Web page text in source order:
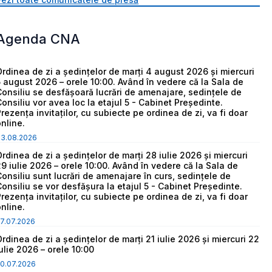
CNA
de zi a ședințelor de marți 4 august 2026 și miercuri
august 2026 – orele 10:00. Având în vedere că la Sala de
se desfășoară lucrări de amenajare, sedințele de
vor avea loc la etajul 5 - Cabinet Președinte.
invitaților, cu subiecte pe ordinea de zi, va fi doar
de zi a ședințelor de marți 28 iulie 2026 și miercuri
iulie 2026 – orele 10:00. Având în vedere că la Sala de
sunt lucrări de amenajare în curs, sedințele de
se vor desfășura la etajul 5 - Cabinet Președinte.
invitaților, cu subiecte pe ordinea de zi, va fi doar
de zi a ședințelor de marți 21 iulie 2026 și miercuri 22
2026 – orele 10:00